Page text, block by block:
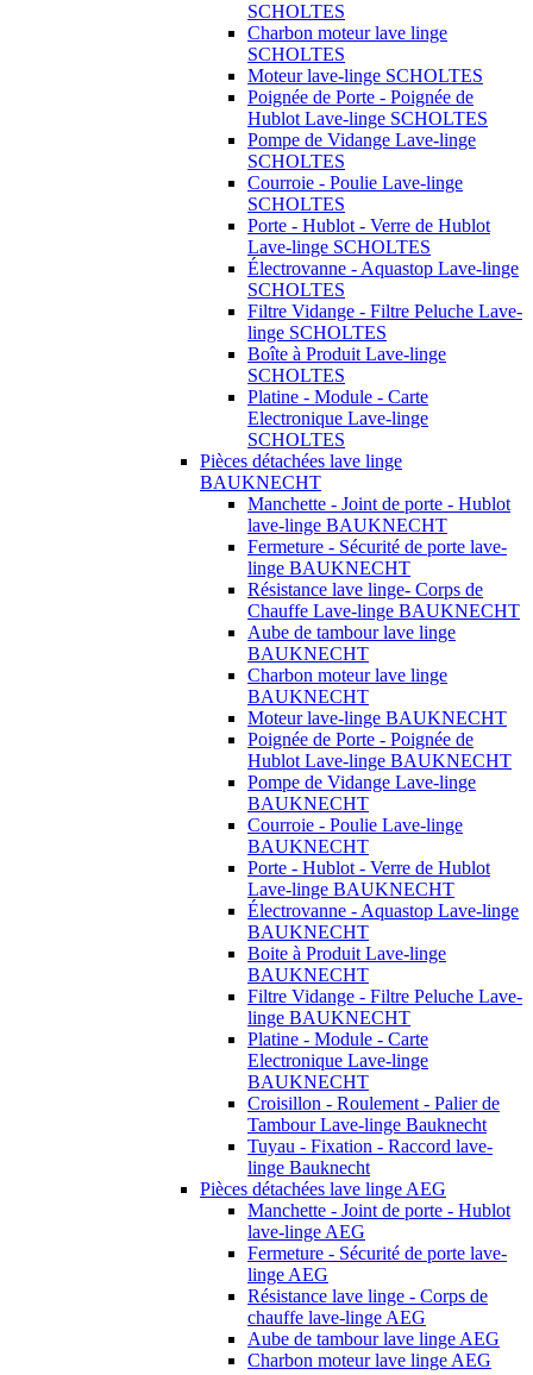
SCHOLTES
Charbon moteur lave linge
SCHOLTES
Moteur lave-linge SCHOLTES
Poignée de Porte - Poignée de
Hublot Lave-linge SCHOLTES
Pompe de Vidange Lave-linge
SCHOLTES
Courroie - Poulie Lave-linge
SCHOLTES
Porte - Hublot - Verre de Hublot
Lave-linge SCHOLTES
Électrovanne - Aquastop Lave-linge
SCHOLTES
Filtre Vidange - Filtre Peluche Lave-
linge SCHOLTES
Boîte à Produit Lave-linge
SCHOLTES
Platine - Module - Carte
Electronique Lave-linge
SCHOLTES
Pièces détachées lave linge
BAUKNECHT
Manchette - Joint de porte - Hublot
lave-linge BAUKNECHT
Fermeture - Sécurité de porte lave-
linge BAUKNECHT
Résistance lave linge- Corps de
Chauffe Lave-linge BAUKNECHT
Aube de tambour lave linge
BAUKNECHT
Charbon moteur lave linge
BAUKNECHT
Moteur lave-linge BAUKNECHT
Poignée de Porte - Poignée de
Hublot Lave-linge BAUKNECHT
Pompe de Vidange Lave-linge
BAUKNECHT
Courroie - Poulie Lave-linge
BAUKNECHT
Porte - Hublot - Verre de Hublot
Lave-linge BAUKNECHT
Électrovanne - Aquastop Lave-linge
BAUKNECHT
Boite à Produit Lave-linge
BAUKNECHT
Filtre Vidange - Filtre Peluche Lave-
linge BAUKNECHT
Platine - Module - Carte
Electronique Lave-linge
BAUKNECHT
Croisillon - Roulement - Palier de
Tambour Lave-linge Bauknecht
Tuyau - Fixation - Raccord lave-
linge Bauknecht
Pièces détachées lave linge AEG
Manchette - Joint de porte - Hublot
lave-linge AEG
Fermeture - Sécurité de porte lave-
linge AEG
Résistance lave linge - Corps de
chauffe lave-linge AEG
Aube de tambour lave linge AEG
Charbon moteur lave linge AEG